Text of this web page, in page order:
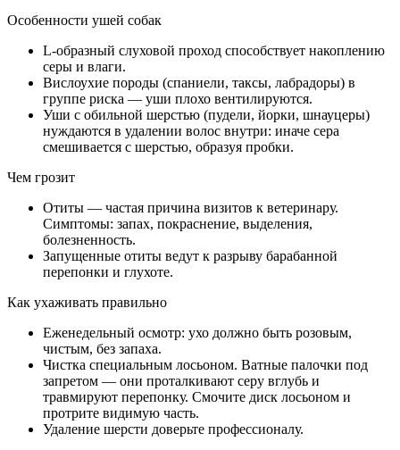
Особенности ушей собак
L-образный слуховой проход способствует накоплению
серы и влаги.
Вислоухие породы (спаниели, таксы, лабрадоры) в
группе риска — уши плохо вентилируются.
Уши с обильной шерстью (пудели, йорки, шнауцеры)
нуждаются в удалении волос внутри: иначе сера
смешивается с шерстью, образуя пробки.
Чем грозит
Отиты — частая причина визитов к ветеринару.
Симптомы: запах, покраснение, выделения,
болезненность.
Запущенные отиты ведут к разрыву барабанной
перепонки и глухоте.
Как ухаживать правильно
Еженедельный осмотр: ухо должно быть розовым,
чистым, без запаха.
Чистка специальным лосьоном. Ватные палочки под
запретом — они проталкивают серу вглубь и
травмируют перепонку. Смочите диск лосьоном и
протрите видимую часть.
Удаление шерсти доверьте профессионалу.